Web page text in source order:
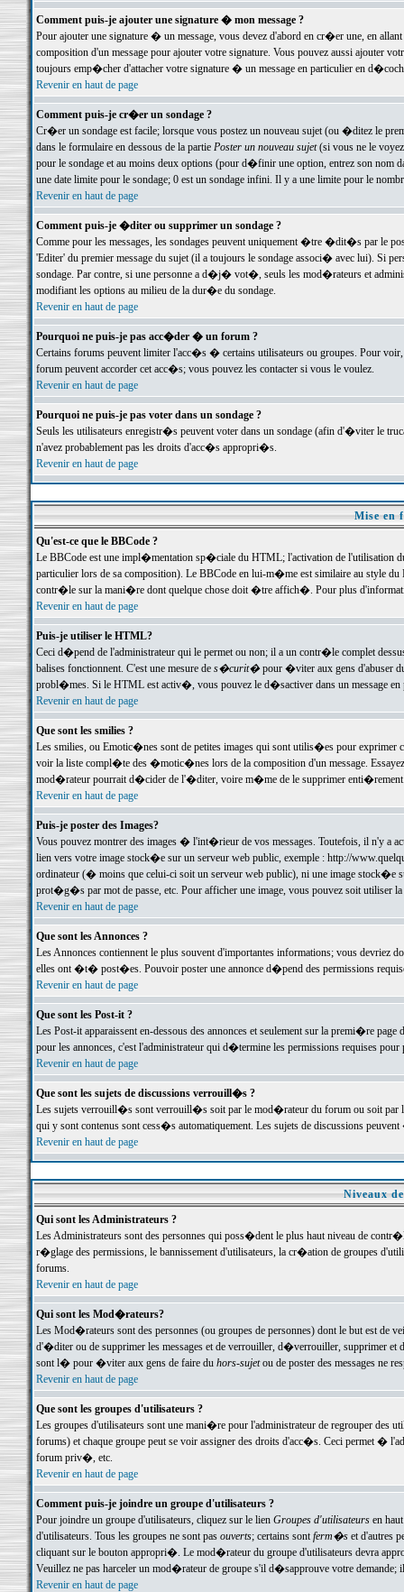
Comment puis-je ajouter une signature � mon message ?
Pour ajouter une signature � un message, vous devez d'abord en cr�er une, en
composition d'un message pour ajouter votre signature. Vous pouvez aussi ajouter
toujours emp�cher d'attacher votre signature � un message en particulier en
Revenir en haut de page
Comment puis-je cr�er un sondage ?
Cr�er un sondage est facile; lorsque vous postez un nouveau sujet (ou �ditez le
dans le formulaire en dessous de la partie Poster un nouveau sujet(si vous ne le voyez
pour le sondage et au moins deux options (pour d�finir une option, entrez son nom
une date limite pour le sondage; 0 est un sondage infini. Il y a une limite pour le
Revenir en haut de page
Comment puis-je �diter ou supprimer un sondage ?
Comme pour les messages, les sondages peuvent uniquement �tre �dit�s par le
'Editer' du premier message du sujet (il a toujours le sondage associ� avec lui). Si
sondage. Par contre, si une personne a d�j� vot�, seuls les mod�rateurs et
modifiant les options au milieu de la dur�e du sondage.
Revenir en haut de page
Pourquoi ne puis-je pas acc�der � un forum ?
Certains forums peuvent limiter l'acc�s � certains utilisateurs ou groupes. Pour
forum peuvent accorder cet acc�s; vous pouvez les contacter si vous le voulez.
Revenir en haut de page
Pourquoi ne puis-je pas voter dans un sondage ?
Seuls les utilisateurs enregistr�s peuvent voter dans un sondage (afin d'�viter le
n'avez probablement pas les droits d'acc�s appropri�s.
Revenir en haut de page
Mise en
Qu'est-ce que le BBCode ?
Le BBCode est une impl�mentation sp�ciale du HTML; l'activation de l'utilisation
particulier lors de sa composition). Le BBCode en lui-m�me est similaire au style
contr�le sur la mani�re dont quelque chose doit �tre affich�. Pour plus
Revenir en haut de page
Puis-je utiliser le HTML?
Ceci d�pend de l'administrateur qui le permet ou non; il a un contr�le complet
balises fonctionnent. C'est une mesure de s�curit�pour �viter aux gens d'abuser
probl�mes. Si le HTML est activ�, vous pouvez le d�sactiver dans un message en
Revenir en haut de page
Que sont les smilies ?
Les smilies, ou Emotic�nes sont de petites images qui sont utilis�es pour exprimer
voir la liste compl�te des �motic�nes lors de la composition d'un message.
mod�rateur pourrait d�cider de l'�diter, voire m�me de le supprimer
Revenir en haut de page
Puis-je poster des Images?
Vous pouvez montrer des images � l'int�rieur de vos messages. Toutefois, il n'y a
lien vers votre image stock�e sur un serveur web public, exemple : http://
ordinateur (� moins que celui-ci soit un serveur web public), ni une image stock�e
prot�g�s par mot de passe, etc. Pour afficher une image, vous pouvez soit
Revenir en haut de page
Que sont les Annonces ?
Les Annonces contiennent le plus souvent d'importantes informations; vous devriez
elles ont �t� post�es. Pouvoir poster une annonce d�pend des permissions
Revenir en haut de page
Que sont les Post-it ?
Les Post-it apparaissent en-dessous des annonces et seulement sur la premi�re
pour les annonces, c'est l'administrateur qui d�termine les permissions requises pour
Revenir en haut de page
Que sont les sujets de discussions verrouill�s ?
Les sujets verrouill�s sont verrouill�s soit par le mod�rateur du forum ou soit par
qui y sont contenus sont cess�s automatiquement. Les sujets de discussions
Revenir en haut de page
Niveaux
Qui sont les Administrateurs ?
Les Administrateurs sont des personnes qui poss�dent le plus haut niveau de
r�glage des permissions, le bannissement d'utilisateurs, la cr�ation de groupes
forums.
Revenir en haut de page
Qui sont les Mod�rateurs?
Les Mod�rateurs sont des personnes (ou groupes de personnes) dont le but est de
d'�diter ou de supprimer les messages et de verrouiller, d�verrouiller, supprimer
sont l� pour �viter aux gens de faire du hors-sujetou de poster des messages ne
Revenir en haut de page
Que sont les groupes d'utilisateurs ?
Les groupes d'utilisateurs sont une mani�re pour l'administrateur de regrouper des
forums) et chaque groupe peut se voir assigner des droits d'acc�s. Ceci permet
forum priv�, etc.
Revenir en haut de page
Comment puis-je joindre un groupe d'utilisateurs ?
Pour joindre un groupe d'utilisateurs, cliquez sur le lien Groupes d'utilisateursen haut
d'utilisateurs. Tous les groupes ne sont pas ouverts; certains sontferm�set d'autres
cliquant sur le bouton appropri�. Le mod�rateur du groupe d'utilisateurs devra
Veuillez ne pas harceler un mod�rateur de groupe s'il d�sapprouve votre demande;
Revenir en haut de page